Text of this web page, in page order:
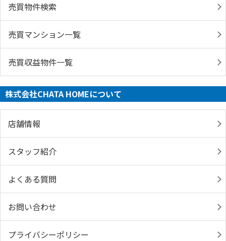
売買物件検索
売買マンション一覧
売買収益物件一覧
株式会社CHATA HOMEについて
店舗情報
スタッフ紹介
よくある質問
お問い合わせ
プライバシーポリシー